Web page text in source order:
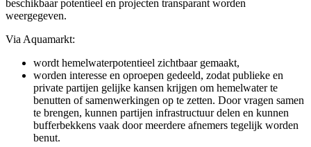
beschikbaar potentieel en projecten transparant worden
weergegeven.
Via Aquamarkt:
wordt hemelwaterpotentieel zichtbaar gemaakt,
worden interesse en oproepen gedeeld, zodat publieke en
private partijen gelijke kansen krijgen om hemelwater te
benutten of samenwerkingen op te zetten. Door vragen samen
te brengen, kunnen partijen infrastructuur delen en kunnen
bufferbekkens vaak door meerdere afnemers tegelijk worden
benut.